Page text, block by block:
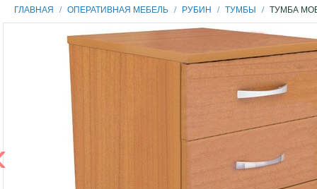
ГЛАВНАЯ / ОПЕРАТИВНАЯ МЕБЕЛЬ / РУБИН / ТУМБЫ / ТУМБА